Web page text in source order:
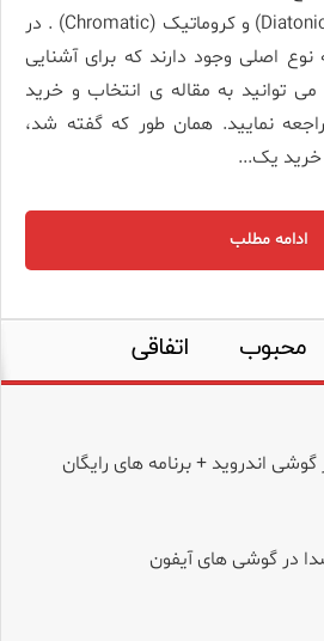
(Tremolo) ، دیاتونیک (Diatonic) و کروماتیک (Chromatic) . در
اصلی وجود دارند که برای آشنایی
توانید به مقاله ی انتخاب و خرید
نمایید. همان طور که گفته شد،
خرید یک...
ادامه مطلب
محبوب اتفاقی
اندروید + برنامه های رایگان
در گوشی های آیفون